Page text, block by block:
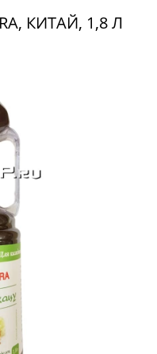
КИТАЙ, 1,8 Л